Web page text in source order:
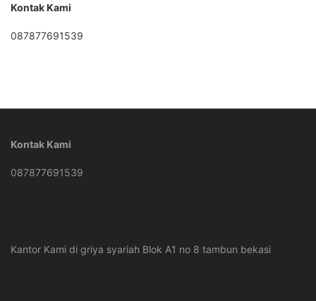
Kontak Kami
087877691539
Kontak Kami
087877691539
Kantor Kami di griya syariah Blok A1 no 8 tambun bekasi